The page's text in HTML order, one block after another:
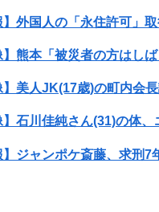
】熊本「被災者の方はし
】美人JK(17歳)の町内会
】石川佳純さん(31)の体
】ジャンポケ斎藤、求刑